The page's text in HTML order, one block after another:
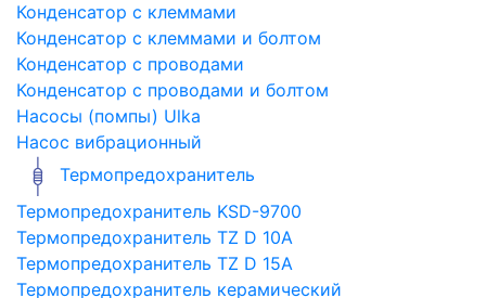
Конденсатор с клеммами
Конденсатор с клеммами и болтом
Конденсатор с проводами
Конденсатор с проводами и болтом
Насосы (помпы) Ulka
Насос вибрационный
Термопредохранитель
Термопредохранитель KSD-9700
Термопредохранитель TZ D 10A
Термопредохранитель TZ D 15A
Термопредохранитель керамический